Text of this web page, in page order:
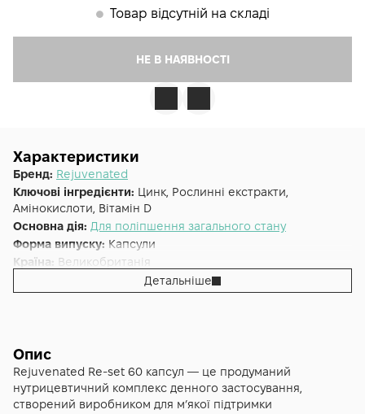
𒊹 Товар відсутній на складі
НЕ В НАЯВНОСТІ
Характеристики
Бренд: Rejuvenated
Ключові інгредієнти: Цинк, Рослинні екстракти,
Амінокислоти, Вітамін D
Основна дія: Для поліпшення загального стану
Форма випуску: Капсули
Країна: Великобританія
Капсули перезарядка організму -
Re-set
Детальніше
Опис
Rejuvenated Re-set 60 капсул — це продуманий
нутрицевтичний комплекс денного застосування,
створений виробником для м’якої підтримки